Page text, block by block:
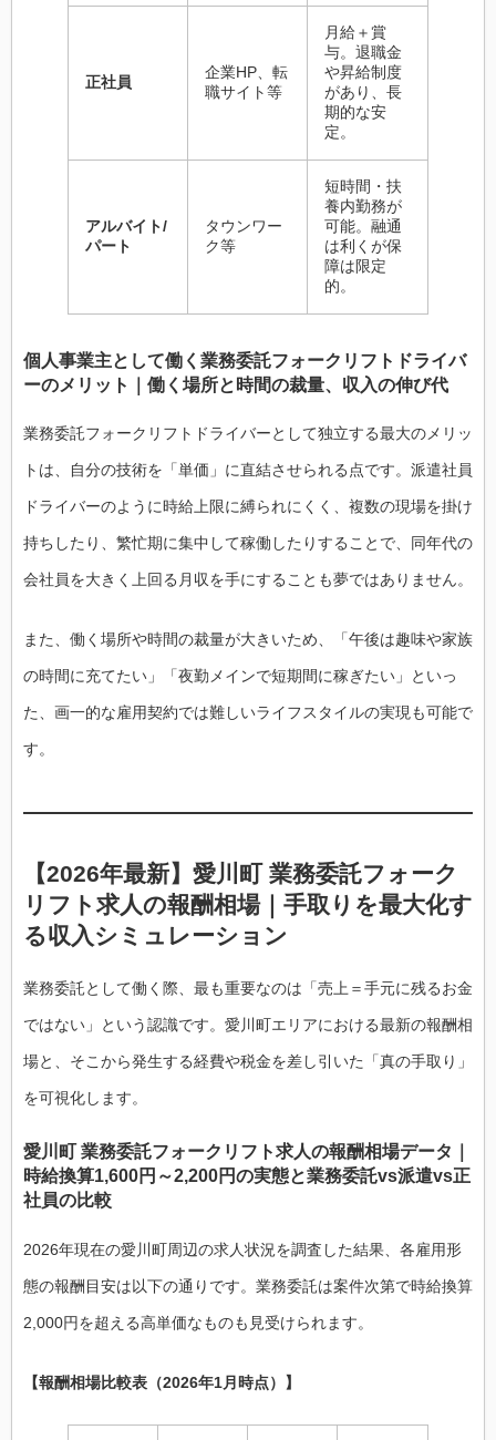
正社員
企業HP、転
職サイト等
月給＋賞
与。退職金
や昇給制度
があり、長
期的な安
定。
アルバイト/
パート
タウンワー
ク等
短時間・扶
養内勤務が
可能。融通
は利くが保
障は限定
的。
個人事業主として働く業務委託フォークリフトドライバ
ーのメリット｜働く場所と時間の裁量、収入の伸び代
業務委託フォークリフトドライバーとして独立する最大のメリッ
トは、自分の技術を「単価」に直結させられる点です。派遣社員
ドライバーのように時給上限に縛られにくく、複数の現場を掛け
持ちしたり、繁忙期に集中して稼働したりすることで、同年代の
会社員を大きく上回る月収を手にすることも夢ではありません。
また、働く場所や時間の裁量が大きいため、「午後は趣味や家族
の時間に充てたい」「夜勤メインで短期間に稼ぎたい」といっ
た、画一的な雇用契約では難しいライフスタイルの実現も可能で
す。
【2026年最新】愛川町 業務委託フォーク
リフト求人の報酬相場｜手取りを最大化す
る収入シミュレーション
業務委託として働く際、最も重要なのは「売上＝手元に残るお金
ではない」という認識です。愛川町エリアにおける最新の報酬相
場と、そこから発生する経費や税金を差し引いた「真の手取り」
を可視化します。
愛川町 業務委託フォークリフト求人の報酬相場データ｜
時給換算1,600円～2,200円の実態と業務委託vs派遣vs正
社員の比較
2026年現在の愛川町周辺の求人状況を調査した結果、各雇用形
態の報酬目安は以下の通りです。業務委託は案件次第で時給換算
2,000円を超える高単価なものも見受けられます。
【報酬相場比較表（2026年1月時点）】